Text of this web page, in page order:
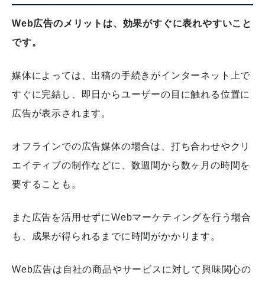
Web広告のメリットは、効果がすぐに表れやすいこと
です。
媒体によっては、出稿の手続きがインターネット上で
すぐに完結し、即日からユーザーの目に触れる位置に
広告が表示されます。
オフラインでの広告媒体の場合は、打ち合わせやクリ
エイティブの制作などに、数週間から数ヶ月の時間を
要することも。
また広告を活用せずにWebマーケティングを行う場合
も、成果が得られるまでに時間がかかります。
Web広告は自社の商品やサービスに対して興味関心の